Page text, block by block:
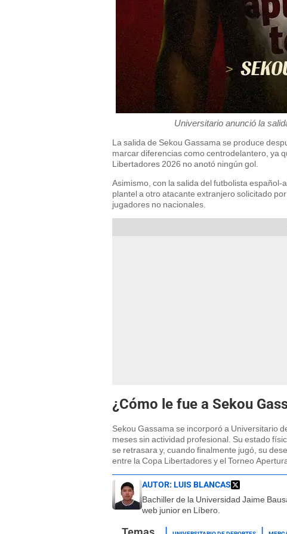
Universitario anunció la
La salida de Sekou Gassama se produce
marcar diferencias como centrodelantero, ya
Libertadores 2026 no anotó ningún gol.
Asimismo, con la salida del futbolista
plantel a otro atacante extranjero solicitado
jugadores no nacionales.
¿Cómo le fue a Sekou
Sekou Gassama se incorporó a Universitario
meses sin actividad profesional. Su estado
se retrasara y, cuando finalmente jugó, su
entre la Copa Libertadores y el Torneo
AUTOR: LUIS BLANCAS
Bachiller de la Universidad Jaime
web junior en Líbero.